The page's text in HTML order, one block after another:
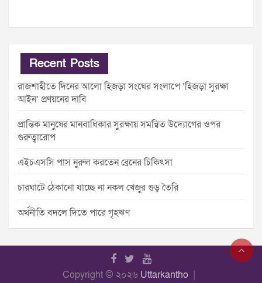
Recent Posts
রাজশাহীতে দিনের আলো হিজড়া সংঘের সংলাপে ‘হিজড়া সুরক্ষা
আইন’ প্রণয়নের দাবি
প্রান্তিক মানুষের মানবাধিকার সুরক্ষায় সমন্বিত উদ্যোগের ওপর
গুরুত্বারোপ
এইচএসসি পাস নুরুল করতেন ব্রেনের চিকিৎসা
চারঘাটে ঠেকানো যাচ্ছে না নকল খেজুর গুড় তৈরি
অর্থনীতি বদলে দিতে পারে গৃহঋণ
Copyright © ২০২৬ Uttarkantho